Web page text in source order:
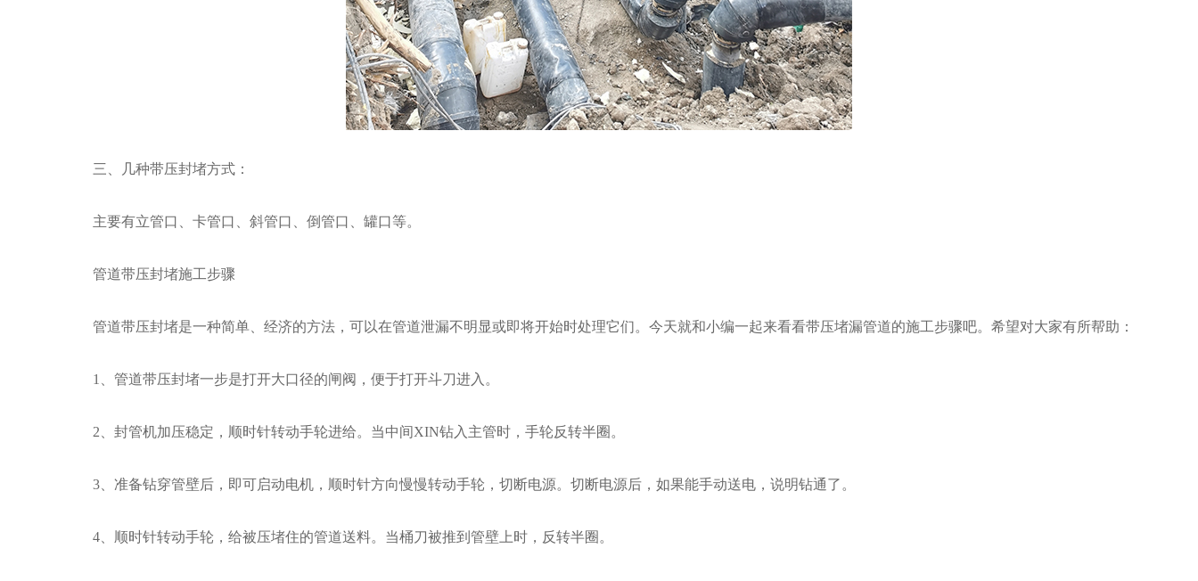
三、几种带压封堵方式：
主要有立管口、卡管口、斜管口、倒管口、罐口等。
管道带压封堵施工步骤
管道带压封堵是一种简单、经济的方法，可以在管道泄漏不明显或即将开始时处理它们。今天就和小编一起来看看带压堵漏管道的施工步骤吧。希望对大家有所帮助：
1、管道带压封堵一步是打开大口径的闸阀，便于打开斗刀进入。
2、封管机加压稳定，顺时针转动手轮进给。当中间XIN钻入主管时，手轮反转半圈。
3、准备钻穿管壁后，即可启动电机，顺时针方向慢慢转动手轮，切断电源。切断电源后，如果能手动送电，说明钻通了。
4、顺时针转动手轮，给被压堵住的管道送料。当桶刀被推到管壁上时，反转半圈。